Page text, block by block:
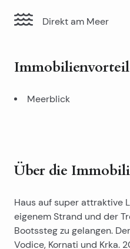
Direkt am Meer
Meerblick
Über die
Haus auf super attraktive
eigenem Strand und der
Bootssteg zu gelangen.
Vodice, Kornati und Krka.